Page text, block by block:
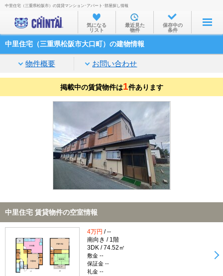
お部屋を探す
沿線・駅から
家賃相場から
通勤通学時間から
不動産会社から
TOP
中里住宅（三重県松阪市）の賃貸マンション･アパート･部屋探し情報
気になる
リスト
最近見た
物件
保存中の
条件
中里住宅（三重県松阪市大口町）の建物情報
物件概要 お問い合わせ
掲載中の賃貸物件は1件あります
中里住宅 賃貸物件の空室情報
4万円 / --
南向き / 1階
3DK / 74.52㎡
敷金 --
保証金 --
礼金 --